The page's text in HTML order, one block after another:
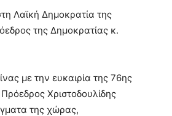
Λαϊκή Δημοκρατία της
της Δημοκρατίας κ.
με την ευκαιρία της 76ης
Χριστοδουλίδης
της χώρας,